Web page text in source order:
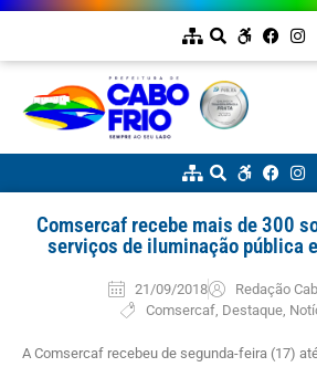
Comsercaf recebe mais de 300
serviços de iluminação pública
21/09/2018
Redação
Comsercaf Destaque
A Comsercaf recebeu de segunda-feira (17)